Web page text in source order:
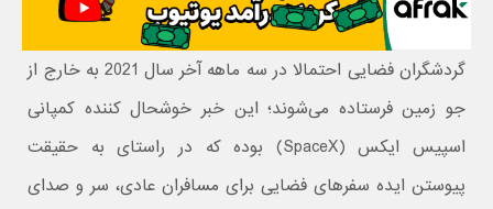
گردشگران فضایی احتمالا در سه ماهه آخر سال 2021 به خارج از
جو زمین فرستاده می‌شوند؛ این خبر خوشحال کننده کمپانی
اسپیس ایکس (SpaceX) بوده که در راستای به حقیقت
پیوستن ایده سفرهای فضایی برای مسافران عادی، سر و صدای